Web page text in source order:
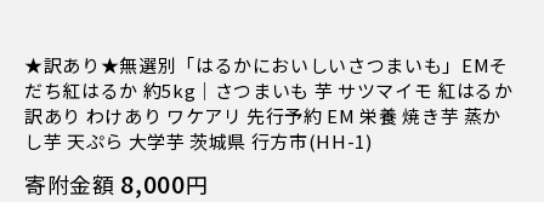
★訳あり★無選別「はるかにおいしいさつまいも」EMそ
だち紅はるか 約5kg｜さつまいも 芋 サツマイモ 紅はるか
訳あり わけあり ワケアリ 先行予約 EM 栄養 焼き芋 蒸か
し芋 天ぷら 大学芋 茨城県 行方市(HH-1)
寄附金額 8,000円